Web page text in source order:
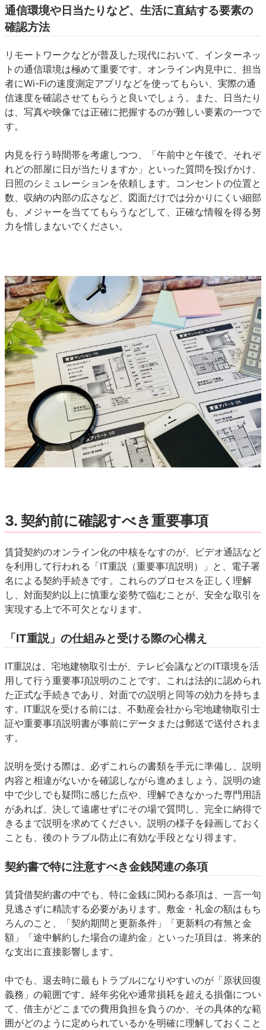
通信環境や日当たりなど、生活に直結する要素の
確認方法
リモートワークなどが普及した現代において、インターネッ
トの通信環境は極めて重要です。オンライン内見中に、担当
者にWi-Fiの速度測定アプリなどを使ってもらい、実際の通
信速度を確認させてもらうと良いでしょう。また、日当たり
は、写真や映像では正確に把握するのが難しい要素の一つで
す。
内見を行う時間帯を考慮しつつ、「午前中と午後で、それぞ
れどの部屋に日が当たりますか」といった質問を投げかけ、
日照のシミュレーションを依頼します。コンセントの位置と
数、収納の内部の広さなど、図面だけでは分かりにくい細部
も、メジャーを当ててもらうなどして、正確な情報を得る努
力を惜しまないでください。
3. 契約前に確認すべき重要事項
賃貸契約のオンライン化の中核をなすのが、ビデオ通話など
を利用して行われる「IT重説（重要事項説明）」と、電子署
名による契約手続きです。これらのプロセスを正しく理解
し、対面契約以上に慎重な姿勢で臨むことが、安全な取引を
実現する上で不可欠となります。
「IT重説」の仕組みと受ける際の心構え
IT重説は、宅地建物取引士が、テレビ会議などのIT環境を活
用して行う重要事項説明のことです。これは法的に認められ
た正式な手続きであり、対面での説明と同等の効力を持ちま
す。IT重説を受ける前には、不動産会社から宅地建物取引士
証や重要事項説明書が事前にデータまたは郵送で送付されま
す。
説明を受ける際は、必ずこれらの書類を手元に準備し、説明
内容と相違がないかを確認しながら進めましょう。説明の途
中で少しでも疑問に感じた点や、理解できなかった専門用語
があれば、決して遠慮せずにその場で質問し、完全に納得で
きるまで説明を求めてください。説明の様子を録画しておく
ことも、後のトラブル防止に有効な手段となり得ます。
契約書で特に注意すべき金銭関連の条項
賃貸借契約書の中でも、特に金銭に関わる条項は、一言一句
見逃さずに精読する必要があります。敷金・礼金の額はもち
ろんのこと、「契約期間と更新条件」「更新料の有無と金
額」「途中解約した場合の違約金」といった項目は、将来的
な支出に直接影響します。
中でも、退去時に最もトラブルになりやすいのが「原状回復
義務」の範囲です。経年劣化や通常損耗を超える損傷につい
て、借主がどこまでの費用負担を負うのか、その具体的な範
囲がどのように定められているかを明確に理解しておくこと